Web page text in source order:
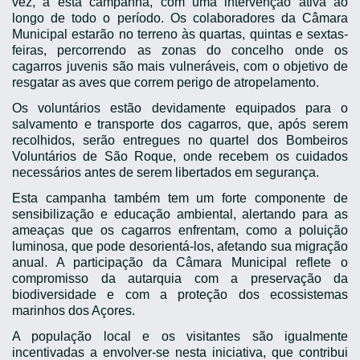
longo de todo o período. Os colaboradores da Câmara
Municipal estarão no terreno às quartas, quintas e sextas-
feiras, percorrendo as zonas do concelho onde os
cagarros juvenis são mais vulneráveis, com o objetivo de
resgatar as aves que correm perigo de atropelamento.
Os voluntários estão devidamente equipados para o
salvamento e transporte dos cagarros, que, após serem
recolhidos, serão entregues no quartel dos Bombeiros
Voluntários de São Roque, onde recebem os cuidados
necessários antes de serem libertados em segurança.
Esta campanha também tem um forte componente de
sensibilização e educação ambiental, alertando para as
ameaças que os cagarros enfrentam, como a poluição
luminosa, que pode desorientá-los, afetando sua migração
anual. A participação da Câmara Municipal reflete o
compromisso da autarquia com a preservação da
biodiversidade e com a proteção dos ecossistemas
marinhos dos Açores.
A população local e os visitantes são igualmente
incentivadas a envolver-se nesta iniciativa, que contribui